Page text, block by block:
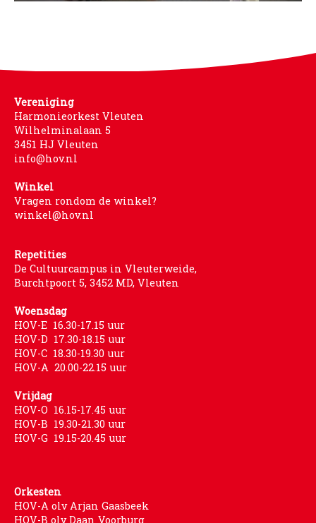
Vereniging
Harmonieorkest Vleuten
Wilhelminalaan 5
3451 HJ Vleuten
info@hov.nl
Winkel
Vragen rondom de winkel?
winkel@hov.nl
Repetities
De Cultuurcampus in Vleuterweide,
Burchtpoort 5, 3452 MD, Vleuten
Woensdag
HOV-E 16.30-17.15 uur
HOV-D 17.30-18.15 uur
HOV-C 18.30-19.30 uur
HOV-A 20.00-22.15 uur
Vrijdag
HOV-O 16.15-17.45 uur
HOV-B 19.30-21.30 uur
HOV-G 19.15-20.45 uur
Orkesten
HOV-A olv Arjan Gaasbeek
HOV-B olv Daan Voorburg